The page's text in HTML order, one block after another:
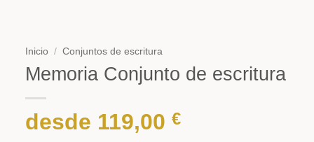
Inicio / Conjuntos de escritura
Memoria Conjunto de escritura
desde 119,00 €